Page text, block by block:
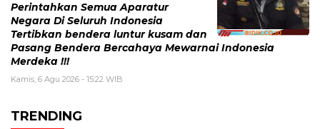
Perintahkan Semua Aparatur
Negara Di Seluruh Indonesia
Tertibkan bendera luntur kusam dan
Pasang Bendera Bercahaya Mewarnai Indonesia
Merdeka !!!
Kamis, 6 Agu 2026 - 15:22 WIB
TRENDING